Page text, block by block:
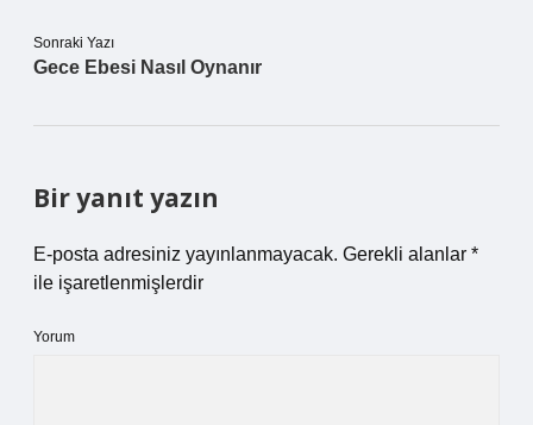
Sonraki Yazı
Gece Ebesi Nasıl Oynanır
Bir yanıt yazın
E-posta adresiniz yayınlanmayacak. Gerekli alanlar *
ile işaretlenmişlerdir
Yorum